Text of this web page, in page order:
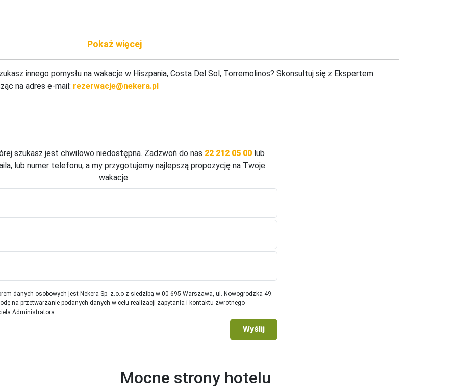
kapcie, pillow menu
życia
innego pomysłu na wakacje w Hiszpania, Costa Del Sol, Torremolinos? Skonsultuj się z Ekspertem
na adres e-mail: rezerwacje@nekera.pl
szukasz jest chwilowo niedostępna. Zadzwoń do nas 22 212 05 00 lub
lub numer telefonu, a my przygotujemy najlepszą propozycję na Twoje
wakacje.
danych osobowych jest Nekera Sp. z.o.o z siedzibą w 00-695 Warszawa, ul. Nowogrodzka 49.
na przetwarzanie podanych danych w celu realizacji zapytania i kontaktu zwrotnego
Administratora.
Wyślij
Mocne strony hotelu